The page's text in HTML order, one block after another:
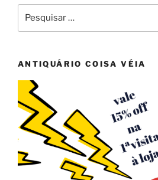
por:
ANTIQUÁRIO COISA VÉIA